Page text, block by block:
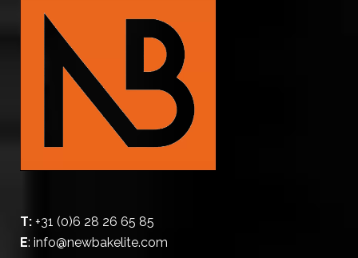
T: +31 (0)6 28 26 65 85
E: info@newbakelite.com